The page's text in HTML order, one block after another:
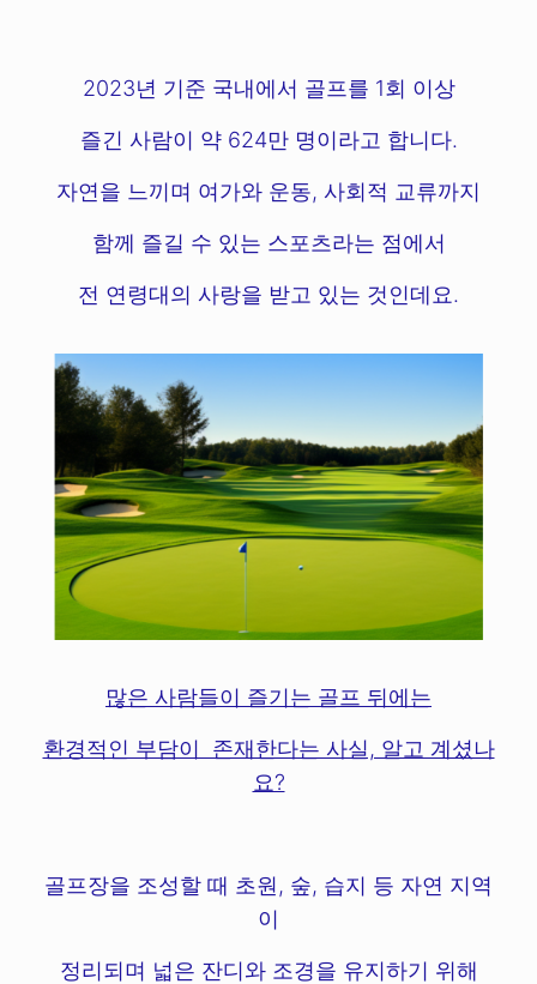
2023년 기준 국내에서 골프를 1회 이상
즐긴 사람이 약 624만 명이라고 합니다.
자연을 느끼며 여가와 운동, 사회적 교류까지
함께 즐길 수 있는 스포츠라는 점에서
전 연령대의 사랑을 받고 있는 것인데요.
많은 사람들이 즐기는 골프 뒤에는
환경적인 부담이 존재한다는 사실, 알고 계셨나
요?
골프장을 조성할 때 초원, 숲, 습지 등 자연 지역
이
정리되며 넓은 잔디와 조경을 유지하기 위해